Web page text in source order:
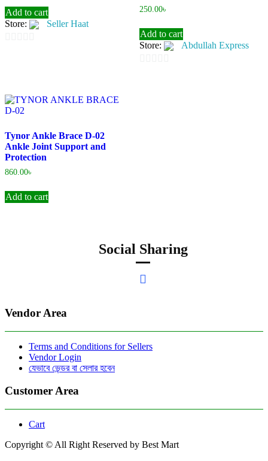
Add to cart
Store:
Seller Haat
5
250.00৳
Add to cart
Store:
Abdullah Express
Tynor Ankle Brace D-02
Ankle Joint Support and
Protection
860.00৳
Add to cart
Social Sharing
Vendor Area
Terms and Conditions for Sellers
Vendor Login
যেভাবে ভেন্ডর বা সেলার হবেন
Customer Area
Cart
Copyright © All Right Reserved by Best Mart